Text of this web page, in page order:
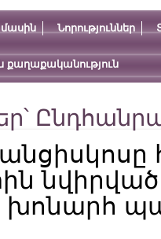
Նորություններ
խոնարհ